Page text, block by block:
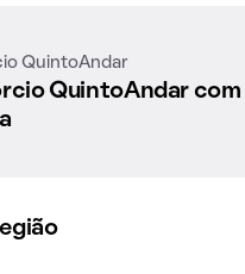
QuintoAndar
QuintoAndar com